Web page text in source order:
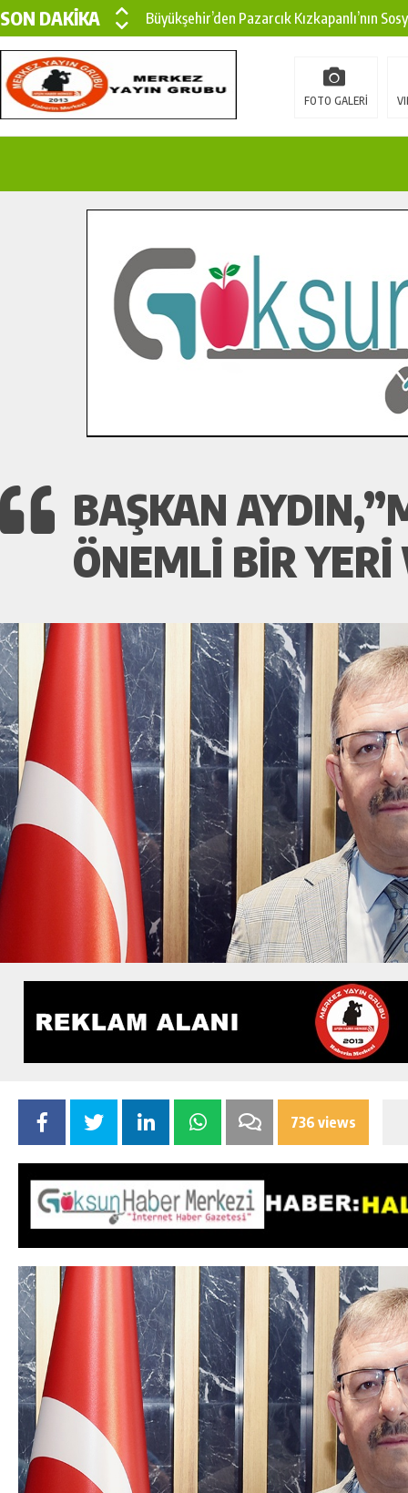
SON DAKİKA
Büyükşehir’den Pazarcık Kızkapanlı’nın
Büyükşehir’den Pazarcık Kırsalına Modern
Çin’den KSÜ’ye Uluslararası Başarı:
İlçe Jandarma Komutanı Karakaya’dan
Bertiz’in Yeni Köprüsünde Sona Doğru.
FOTO GALERİ
BAŞKAN
ÖNEMLİ BİR YERİ
736 views